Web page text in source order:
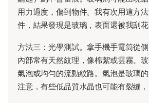
用力過度，傷到物件。我有次用這方
件，結果發現是玻璃，表面還被我刮花
方法三：光學測試。拿手機手電筒從
內部常有天然紋理，像棉絮或雲霧。
氣泡或均勻的流動紋路。氣泡是玻璃
注意，有些低品質水晶也可能有裂縫，